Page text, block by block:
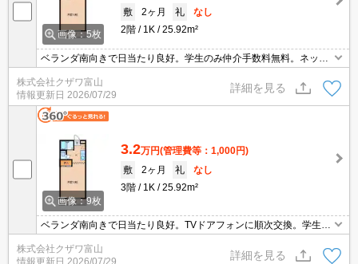
画像：5枚
敷
2ヶ月 礼
なし
2階
1K 25.92m²
ベランダ南向きで日当たり良好。学生のみ仲介手数料無料。ネット
使用料定額。
株式会社クザワ富山
情報更新日 2026/07/29
詳細を見る
画像：9枚
3.2万円(管理費等：1,000円)
敷
2ヶ月 礼
なし
3階
1K 25.92m²
ベランダ南向きで日当たり良好。TVドアフォンに順次交換。学生の
み仲介手数料無料。
株式会社クザワ富山
情報更新日 2026/07/29
詳細を見る